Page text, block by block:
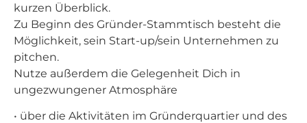
kurzen Überblick.
Zu Beginn des Gründer-Stammtisch besteht die
Möglichkeit, sein Start-up/sein Unternehmen zu
pitchen.
Nutze außerdem die Gelegenheit Dich in
ungezwungener Atmosphäre
• über die Aktivitäten im Gründerquartier und des